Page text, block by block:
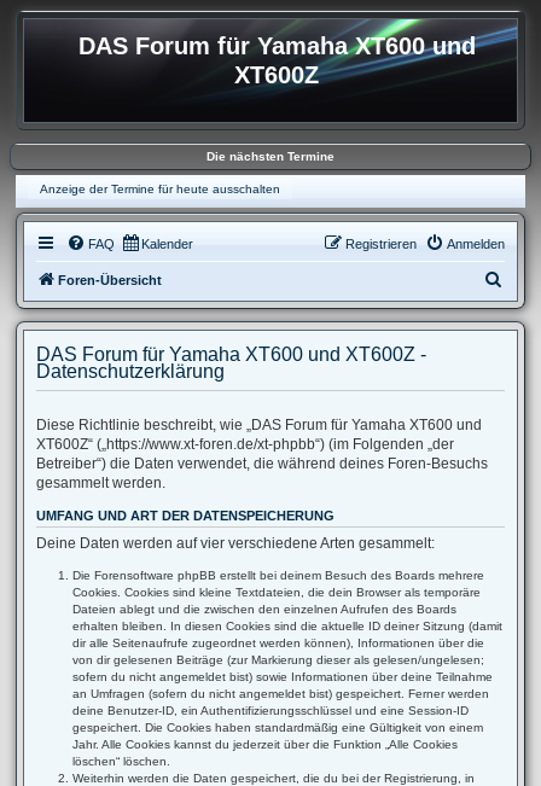
DAS Forum für Yamaha XT600 und
XT600Z
Die nächsten Termine
Anzeige der Termine für heute ausschalten
FAQ Kalender Anmelden
Registrieren
Foren-Übersicht
u
e
DAS Forum für Yamaha XT600 und XT600Z -
Datenschutzerklärung
Diese Richtlinie beschreibt, wie „DAS Forum für Yamaha XT600 und
XT600Z“ („https://www.xt-foren.de/xt-phpbb“) (im Folgenden „der
Betreiber“) die Daten verwendet, die während deines Foren-Besuchs
gesammelt werden.
UMFANG UND ART DER DATENSPEICHERUNG
Deine Daten werden auf vier verschiedene Arten gesammelt:
Die Forensoftware phpBB erstellt bei deinem Besuch des Boards mehrere
Cookies. Cookies sind kleine Textdateien, die dein Browser als temporäre
Dateien ablegt und die zwischen den einzelnen Aufrufen des Boards
erhalten bleiben. In diesen Cookies sind die aktuelle ID deiner Sitzung (damit
dir alle Seitenaufrufe zugeordnet werden können), Informationen über die
von dir gelesenen Beiträge (zur Markierung dieser als gelesen/ungelesen;
sofern du nicht angemeldet bist) sowie Informationen über deine Teilnahme
an Umfragen (sofern du nicht angemeldet bist) gespeichert. Ferner werden
deine Benutzer-ID, ein Authentifizierungsschlüssel und eine Session-ID
gespeichert. Die Cookies haben standardmäßig eine Gültigkeit von einem
Jahr. Alle Cookies kannst du jederzeit über die Funktion „Alle Cookies
löschen“ löschen.
Weiterhin werden die Daten gespeichert, die du bei der Registrierung, in